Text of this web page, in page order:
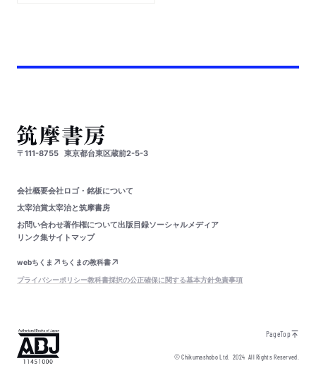
〒111-8755 東京都台東区蔵前2-5-3
会社概要会社ロゴ・銘板について
太宰治賞太宰治と筑摩書房
お問い合わせ著作権について出版目録ソーシャルメディア
リンク集サイトマップ
webちくま
ちくまの教科書
プライバシーポリシー教科書採択の公正確保に関する基本方針免責事項
PageTop
© Chikumashobo Ltd.2024 All Rights Reserved.